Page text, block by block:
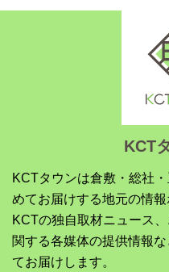
KCT
KCTタウンは倉敷・総社
めてお届けする地元の情報
KCTの独自取材ニュース
関する各媒体の提供情報
てお届けします。